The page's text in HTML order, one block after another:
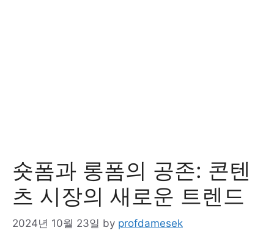
숏폼과 롱폼의 공존: 콘텐
츠 시장의 새로운 트렌드
2024년 10월 23일 by profdamesek